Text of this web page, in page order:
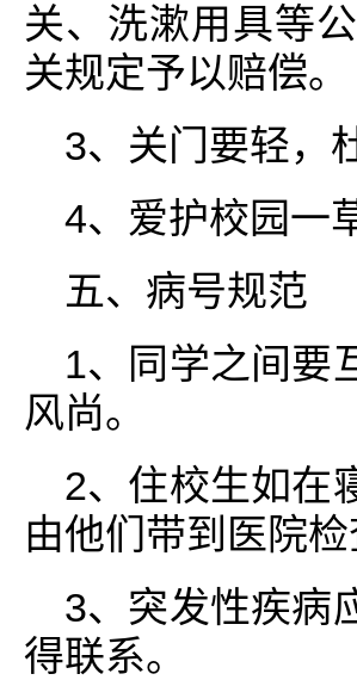
关、洗漱用具等
关规定予以赔偿。
3、关门要轻，
4、爱护校园一
五、病号规范
1、同学之间要
风尚。
2、住校生如在
由他们带到医院
3、突发性疾病
得联系。